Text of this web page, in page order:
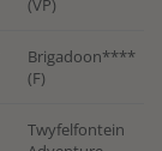
(VP)
Brigadoon****
(F)
Twyfelfontein